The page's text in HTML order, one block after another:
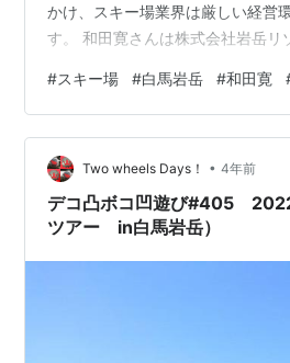
かけ、スキー場業界は厳しい経営
す。 和田寛さんは株式会社岩岳リ
和田さんの著書「スキー場は夏に
新報社 2022年）では、冬季の収
うにして夏季にスキー場に集客す
企業努力が述べられています。 発
の２点だと、僕は解釈しました
上げる事業なのか、ビジネスを正
#スキー場 #白馬岩岳 #和田寛
Two wheels Days！ • 4年前
デコ凸ボコ凹遊び#405
ツアー in白馬岩岳）